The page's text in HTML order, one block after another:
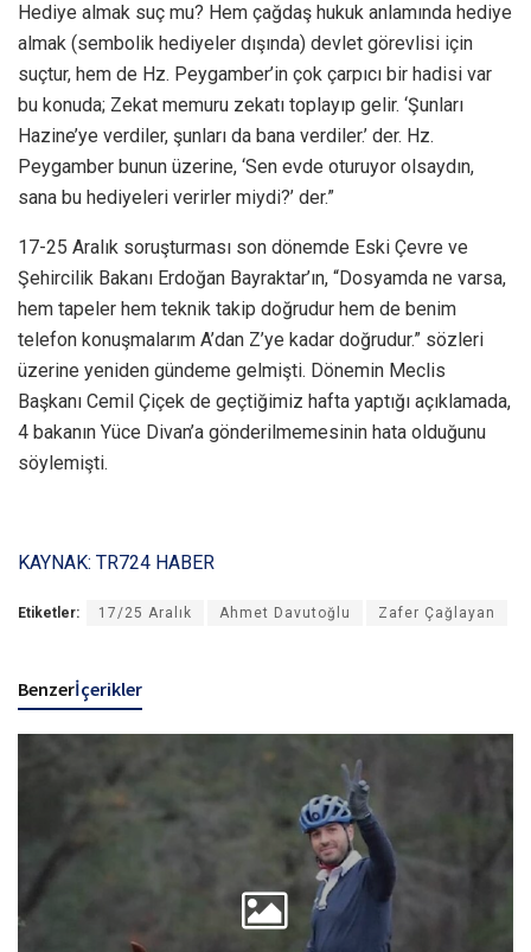
Hediye almak suç mu? Hem çağdaş hukuk anlamında hediye
almak (sembolik hediyeler dışında) devlet görevlisi için
suçtur, hem de Hz. Peygamber’in çok çarpıcı bir hadisi var
bu konuda; Zekat memuru zekatı toplayıp gelir. ‘Şunları
Hazine’ye verdiler, şunları da bana verdiler.’ der. Hz.
Peygamber bunun üzerine, ‘Sen evde oturuyor olsaydın,
sana bu hediyeleri verirler miydi?’ der.”
17-25 Aralık soruşturması son dönemde Eski Çevre ve
Şehircilik Bakanı Erdoğan Bayraktar’ın, “Dosyamda ne varsa,
hem tapeler hem teknik takip doğrudur hem de benim
telefon konuşmalarım A’dan Z’ye kadar doğrudur.” sözleri
üzerine yeniden gündeme gelmişti. Dönemin Meclis
Başkanı Cemil Çiçek de geçtiğimiz hafta yaptığı açıklamada,
4 bakanın Yüce Divan’a gönderilmemesinin hata olduğunu
söylemişti.
KAYNAK: TR724 HABER
Etiketler: 17/25 Aralık Ahmet Davutoğlu Zafer Çağlayan
Benzerİçerikler